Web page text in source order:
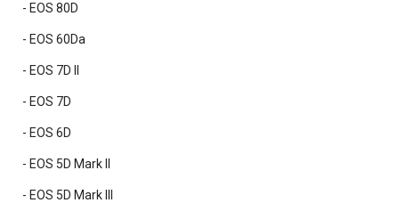
- EOS 80D
- EOS 60Da
- EOS 7D II
- EOS 7D
- EOS 6D
- EOS 5D Mark II
- EOS 5D Mark III